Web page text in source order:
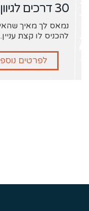
30 דרכים לגיוון הסולו
נמאס לך מאיך
להכניס לו קצת
לפרטים